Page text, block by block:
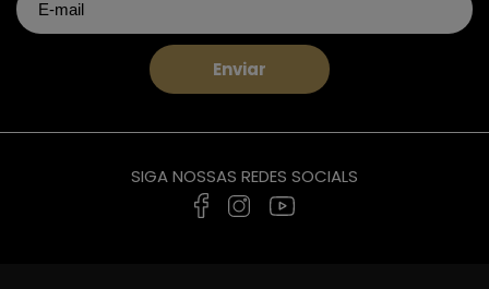
Enviar
SIGA NOSSAS REDES SOCIALS